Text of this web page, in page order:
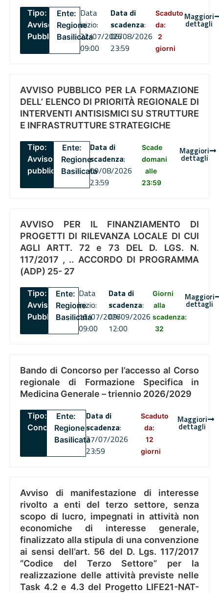
Tipo:
Avviso
Pubblico
Ente:
Regione
Basilicata
Data
inizio:
22/07/2026
09:00
Data di
scadenza:
06/08/2026
23:59
Scaduto
da:
2
giorni
Maggiori
dettagli
AVVISO PUBBLICO PER LA FORMAZIONE
DELL’ ELENCO DI PRIORITÀ REGIONALE DI
INTERVENTI ANTISISMICI SU STRUTTURE
E INFRASTRUTTURE STRATEGICHE
Tipo:
Avviso
pubblico
Ente:
Regione
Basilicata
Data di
scadenza:
09/08/2026
23:59
Scade
domani
alle
23:59
Maggiori
dettagli
AVVISO PER IL FINANZIAMENTO DI
PROGETTI DI RILEVANZA LOCALE DI CUI
AGLI ARTT. 72 e 73 DEL D. LGS. N.
117/2017 , .. ACCORDO DI PROGRAMMA
(ADP) 25- 27
Tipo:
Avviso
Pubblico
Ente:
Regione
Basilicata
Data
inizio:
16/07/2026
09:00
Data di
scadenza:
09/09/2026
12:00
Giorni
alla
scadenza:
32
Maggiori
dettagli
Bando di Concorso per l’accesso al Corso
regionale di Formazione Specifica in
Medicina Generale – triennio 2026/2029
Tipo:
Concorsi
Ente:
Regione
Basilicata
Data di
scadenza:
27/07/2026
23:59
Scaduto
da:
12
giorni
Maggiori
dettagli
Avviso di manifestazione di interesse
rivolto a enti del terzo settore, senza
scopo di lucro, impegnati in attività non
economiche di interesse generale,
finalizzato alla stipula di una convenzione
ai sensi dell’art. 56 del D. Lgs. 117/2017
“Codice del Terzo Settore” per la
realizzazione delle attività previste nelle
Task 4.2 e 4.3 del Progetto LIFE21-NAT-